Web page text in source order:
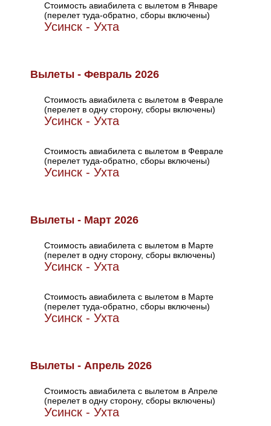
Стоимость авиабилета с вылетом в Январе
(перелет туда-обратно, сборы включены)
Усинск - Ухта
Вылеты - Февраль 2026
Стоимость авиабилета с вылетом в Феврале
(перелет в одну сторону, сборы включены)
Усинск - Ухта
Стоимость авиабилета с вылетом в Феврале
(перелет туда-обратно, сборы включены)
Усинск - Ухта
Вылеты - Март 2026
Стоимость авиабилета с вылетом в Марте
(перелет в одну сторону, сборы включены)
Усинск - Ухта
Стоимость авиабилета с вылетом в Марте
(перелет туда-обратно, сборы включены)
Усинск - Ухта
Вылеты - Апрель 2026
Стоимость авиабилета с вылетом в Апреле
(перелет в одну сторону, сборы включены)
Усинск - Ухта